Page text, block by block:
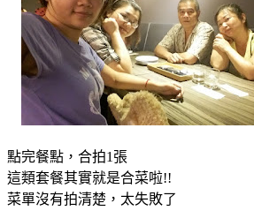
點完餐點，合拍1張
這類套餐其實就是合菜啦!!
菜單沒有拍清楚，太失敗了